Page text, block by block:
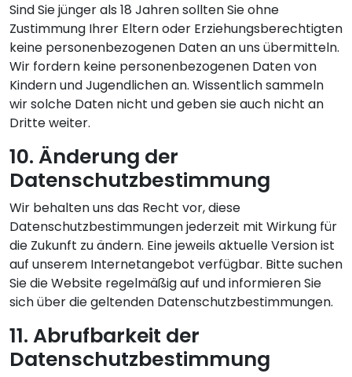
Sind Sie jünger als 18 Jahren sollten Sie ohne
Zustimmung Ihrer Eltern oder Erziehungsberechtigten
keine personenbezogenen Daten an uns übermitteln.
Wir fordern keine personenbezogenen Daten von
Kindern und Jugendlichen an. Wissentlich sammeln
wir solche Daten nicht und geben sie auch nicht an
Dritte weiter.
10. Änderung der
Datenschutzbestimmung
Wir behalten uns das Recht vor, diese
Datenschutzbestimmungen jederzeit mit Wirkung für
die Zukunft zu ändern. Eine jeweils aktuelle Version ist
auf unserem Internetangebot verfügbar. Bitte suchen
Sie die Website regelmäßig auf und informieren Sie
sich über die geltenden Datenschutzbestimmungen.
11. Abrufbarkeit der
Datenschutzbestimmung